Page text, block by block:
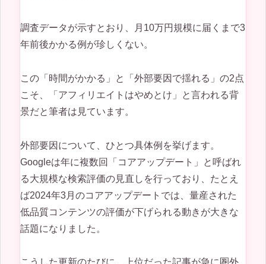
調査データが示すとおり、月10万円規模に届くまで3
年前後かかる例が珍しくない。
この「時間がかかる」と「外部要因で揺れる」の2点
こそ、「アフィリエイトはやめとけ」と言われる背
景だと筆者は見ています。
外部要因について、ひとつ具体例を挙げます。
Googleは年に複数回「コアアップデート」と呼ばれ
る大規模な検索評価の見直しを行っており、たとえ
ば2024年3月のコアアップデートでは、量産された
低品質コンテンツの評価が下げられる動きが大きな
話題になりました。